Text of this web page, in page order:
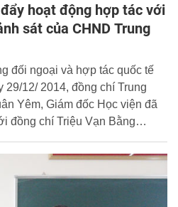
hoạt động hợp tác với
sát của CHND Trung
đối ngoại và hợp tác quốc tế
12/ 2014, đồng chí Trung
Yêm, Giám đốc Học viện đã
đồng chí Triệu Vạn Bằng
Hoa tại Việt Nam.